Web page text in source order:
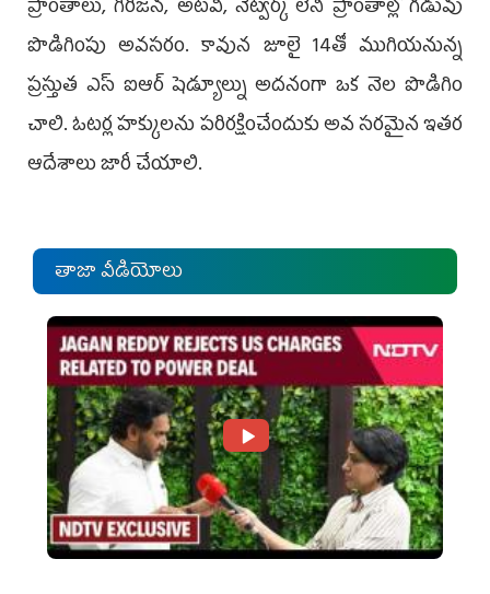
ప్రాంతాలు, గిరిజన, అటవీ, నెట్వర్క్ లేని ప్రాంతాల్లో గడువు
పొడిగింపు అవసరం. కావున జూలై 14తో ముగియనున్న
ప్రస్తుత ఎస్ ఐఆర్ షెడ్యూల్ను అదనంగా ఒక నెల పొడిగిం
చాలి. ఓటర్ల హక్కులను పరిరక్షించేందుకు అవ సరమైన ఇతర
ఆదేశాలు జారీ చేయాలి.
తాజా వీడియోలు